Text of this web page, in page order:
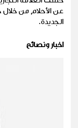
عن الأحلام من خلال
الجديدة.
اخبار ونصائح